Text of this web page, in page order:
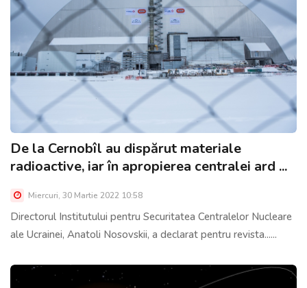
De la Cernobîl au dispărut materiale
radioactive, iar în apropierea centralei ard ...
Miercuri, 30 Martie 2022 10:58
Directorul Institutului pentru Securitatea Centralelor Nucleare
ale Ucrainei, Anatoli Nosovskii, a declarat pentru revista......